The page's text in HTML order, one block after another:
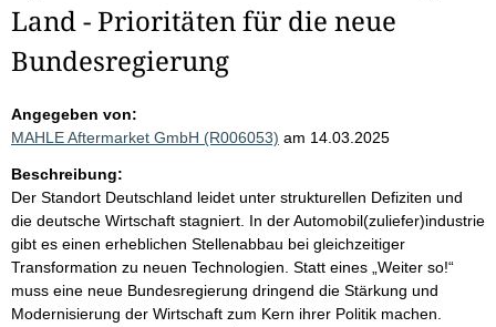
Land - Prioritäten für die neue
Bundesregierung
Angegeben von:
MAHLE Aftermarket GmbH (R006053) am 14.03.2025
Beschreibung:
Der Standort Deutschland leidet unter strukturellen Defiziten und
die deutsche Wirtschaft stagniert. In der Automobil(zuliefer)industrie
gibt es einen erheblichen Stellenabbau bei gleichzeitiger
Transformation zu neuen Technologien. Statt eines „Weiter so!“
muss eine neue Bundesregierung dringend die Stärkung und
Modernisierung der Wirtschaft zum Kern ihrer Politik machen.